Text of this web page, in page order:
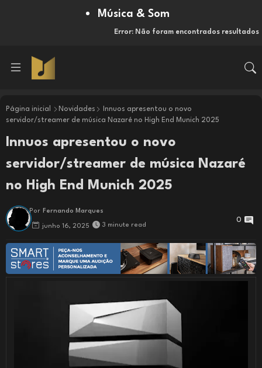
Música & Som
Error: Não foram encontrados resultados
Página inicial Novidades
Innuos apresentou o novo
servidor/streamer de música Nazaré no High End Munich 2025
Innuos apresentou o novo
servidor/streamer de música Nazaré
no High End Munich 2025
Por Fernando Marques
junho 16, 2025 3 minute read
0